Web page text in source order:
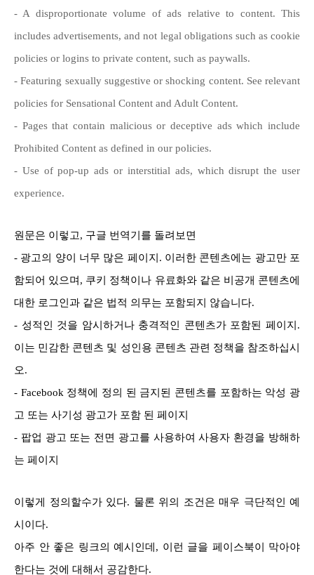
- A disproportionate volume of ads relative to content. This
includes advertisements, and not legal obligations such as cookie
policies or logins to private content, such as paywalls.
- Featuring sexually suggestive or shocking content. See relevant
policies for Sensational Content and Adult Content.
- Pages that contain malicious or deceptive ads which include
Prohibited Content as defined in our policies.
- Use of pop-up ads or interstitial ads, which disrupt the user
experience.
원문은 이렇고, 구글 번역기를 돌려보면
- 광고의 양이 너무 많은 페이지. 이러한 콘텐츠에는 광고만 포
함되어 있으며, 쿠키 정책이나 유료화와 같은 비공개 콘텐츠에
대한 로그인과 같은 법적 의무는 포함되지 않습니다.
- 성적인 것을 암시하거나 충격적인 콘텐츠가 포함된 페이지.
이는 민감한 콘텐츠 및 성인용 콘텐츠 관련 정책을 참조하십시
오.
- Facebook 정책에 정의 된 금지된 콘텐츠를 포함하는 악성 광
고 또는 사기성 광고가 포함 된 페이지
- 팝업 광고 또는 전면 광고를 사용하여 사용자 환경을 방해하
는 페이지
이렇게 정의할수가 있다. 물론 위의 조건은 매우 극단적인 예
시이다.
아주 안 좋은 링크의 예시인데, 이런 글을 페이스북이 막아야
한다는 것에 대해서 공감한다.